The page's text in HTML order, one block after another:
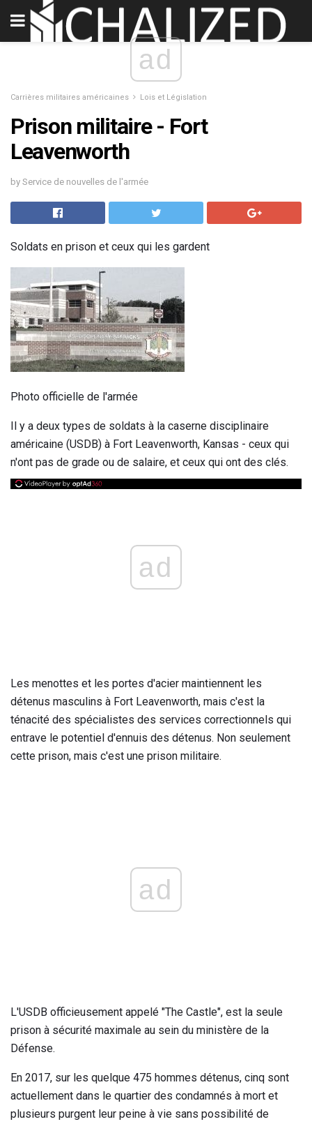
ad
Carrières militaires américaines Lois et Législation
Prison militaire - Fort
Leavenworth
by Service de nouvelles de l'armée
Soldats en prison et ceux qui les gardent
Photo officielle de l'armée
Il y a deux types de soldats à la caserne disciplinaire
américaine (USDB) à Fort Leavenworth, Kansas - ceux qui
n'ont pas de grade ou de salaire, et ceux qui ont des clés.
ad
Les menottes et les portes d'acier maintiennent les
détenus masculins à Fort Leavenworth, mais c'est la
ténacité des spécialistes des services correctionnels qui
entrave le potentiel d'ennuis des détenus. Non seulement
cette prison, mais c'est une prison militaire.
ad
L'USDB officieusement appelé "The Castle", est la seule
prison à sécurité maximale au sein du ministère de la
Défense.
En 2017, sur les quelque 475 hommes détenus, cinq sont
actuellement dans le quartier des condamnés à mort et
plusieurs purgent leur peine à vie sans possibilité de